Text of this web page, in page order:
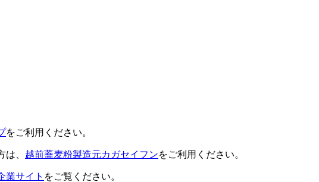
をご利用ください。
、 越前蕎麦粉製造元カガセイフンをご利用ください。
業サイト をご覧ください。